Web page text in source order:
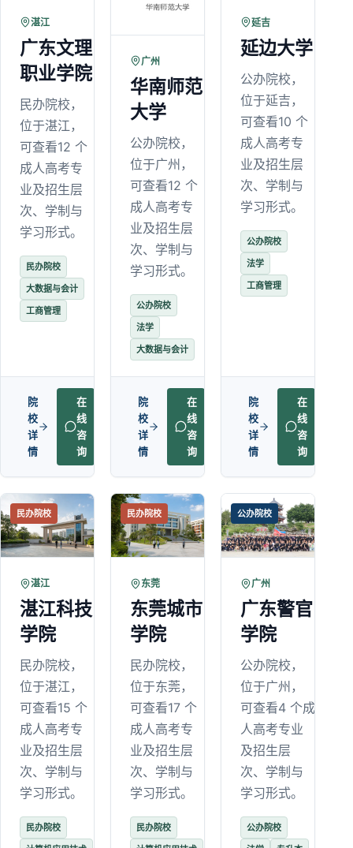
湛江
广东文理
职业学院
民办院校，
位于湛江，
可查看12 个
成人高考专
业及招生层
次、学制与
学习形式。
民办院校
大数据与会计
工商管理
院
校
详
情
在
线
咨
询
广州
华南师范
大学
公办院校，
位于广州，
可查看12 个
成人高考专
业及招生层
次、学制与
学习形式。
公办院校
法学
大数据与会计
院
校
详
情
在
线
咨
询
延吉
延边大学
公办院校，
位于延吉，
可查看10 个
成人高考专
业及招生层
次、学制与
学习形式。
公办院校
法学
工商管理
院
校
详
情
在
线
咨
询
民办院校
湛江
湛江科技
学院
民办院校，
位于湛江，
可查看15 个
成人高考专
业及招生层
次、学制与
学习形式。
民办院校
民办院校
东莞
东莞城市
学院
民办院校，
位于东莞，
可查看17 个
成人高考专
业及招生层
次、学制与
学习形式。
民办院校
公办院校
广州
广东警官
学院
公办院校，
位于广州，
可查看4 个成
人高考专业
及招生层
次、学制与
学习形式。
公办院校